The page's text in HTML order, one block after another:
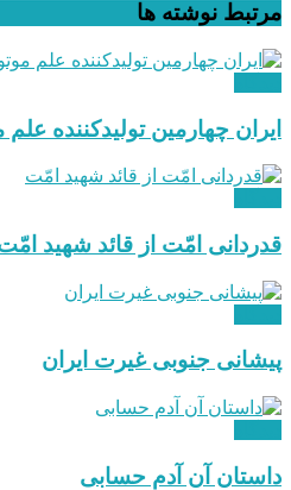
مرتبط نوشته ها
ایران چهارمین تولیدکننده
قدردانی امّت از قائد شهید
پیشانی جنوبی غیرت ایران
داستان آن آدم حسابی